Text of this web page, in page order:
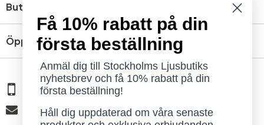
Butik
Öppettider
08 - 654 29 00
info@ljusbutik.se
Få 10% rabatt på din
första beställning
Anmäl dig till Stockholms Ljusbutiks
nyhetsbrev och få 10% rabatt på din
första beställning!
Håll dig uppdaterad om våra senaste